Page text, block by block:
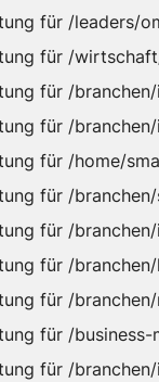
für /leaders/
für /
für /
für /
für /home/
für /
für /
für /
für /
für /
für /